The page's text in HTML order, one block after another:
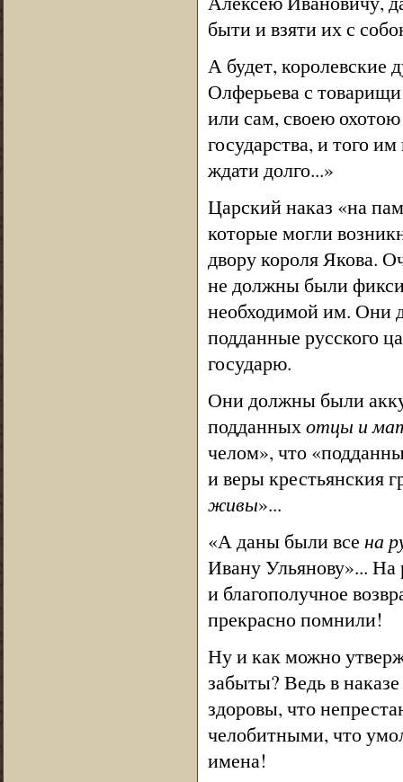
быти и взяти их с
А будет,
Олферьева с
или сам, своею
государства, и того
ждати долго...»
Царский наказ «на
которые могли
двору короля Якова.
не должны были
необходимой им. Они
подданные русского
государю.
Они должны были
подданныхотцы и
челом», что
и веры крестьянския
живы»...
«А даны были все на
Ивану Ульянову»... На
и благополучное
прекрасно помнили!
Ну и как можно
забыты? Ведь в
здоровы, что
челобитными, что
имена!